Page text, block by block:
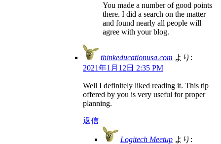
You made a number of good points
there. I did a search on the matter
and found nearly all people will
agree with your blog.
thinkeducationusa.com より:
2021年1月12日 2:35 PM
Well I definitely liked reading it. This tip
offered by you is very useful for proper
planning.
返信
Logitech Meetup より: